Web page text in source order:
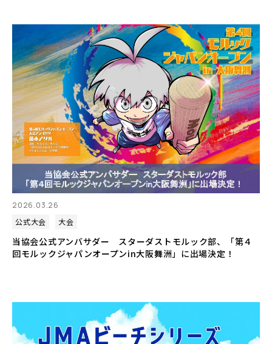
2026.03.26
公式大会
大会
当協会公式アンバサダー スターダストモルック部、「第４
回モルックジャパンオープンin大阪舞洲」に出場決定！